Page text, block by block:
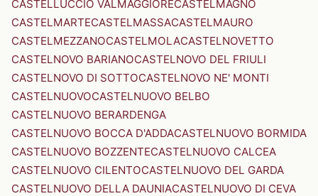
CASTELLUCCIO VALMAGGIORECASTELMAGNO
CASTELMARTECASTELMASSACASTELMAURO
CASTELMEZZANOCASTELMOLACASTELNOVETTO
CASTELNOVO BARIANOCASTELNOVO DEL FRIULI
CASTELNOVO DI SOTTOCASTELNOVO NE' MONTI
CASTELNUOVOCASTELNUOVO BELBO
CASTELNUOVO BERARDENGA
CASTELNUOVO BOCCA D'ADDACASTELNUOVO BORMIDA
CASTELNUOVO BOZZENTECASTELNUOVO CALCEA
CASTELNUOVO CILENTOCASTELNUOVO DEL GARDA
CASTELNUOVO DELLA DAUNIACASTELNUOVO DI CEVA